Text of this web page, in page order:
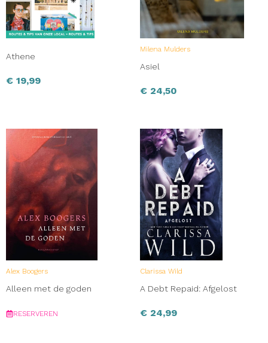
Athene
€ 19,99
Milena Mulders
Asiel
€ 24,50
Alex Boogers
Alleen met de goden
RESERVEREN
Clarissa Wild
A Debt Repaid: Afgelost
€ 24,99